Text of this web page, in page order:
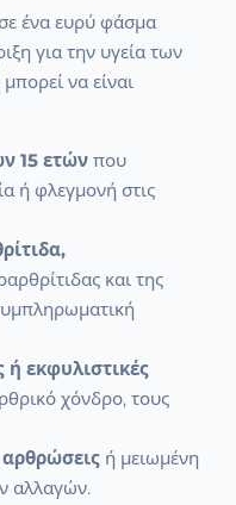
ένα ευρύ φάσμα
για την υγεία των
να είναι
15 ετών που
ή φλεγμονή στις
και της
εκφυλιστικές
χόνδρο, τους
ή μειωμένη
αλλαγών.